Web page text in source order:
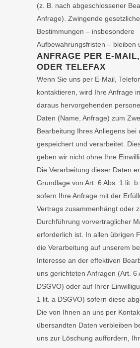
(z. B. nach abgeschlossener
Anfrage). Zwingende gesetzliche
Bestimmungen – insbesondere
Aufbewahrungsfristen – bleiben
ANFRAGE PER E-
ODER TELEFAX
Wenn Sie uns per E-Mail,
kontaktieren, wird Ihre Anfrage
daraus hervorgehenden
Daten (Name, Anfrage) zum
Bearbeitung Ihres Anliegens bei
gespeichert und verarbeitet.
geben wir nicht ohne Ihre
Die Verarbeitung dieser Daten
Grundlage von Art. 6 Abs. 1 lit. b
sofern Ihre Anfrage mit der
Vertrags zusammenhängt oder
Durchführung vorvertraglicher
erforderlich ist. In allen übrigen
die Verarbeitung auf unserem
Interesse an der effektiven
uns gerichteten Anfragen (Art. 6
DSGVO) oder auf Ihrer
1 lit. a DSGVO) sofern diese
Die von Ihnen an uns per
übersandten Daten verbleiben
uns zur Löschung auffordern,